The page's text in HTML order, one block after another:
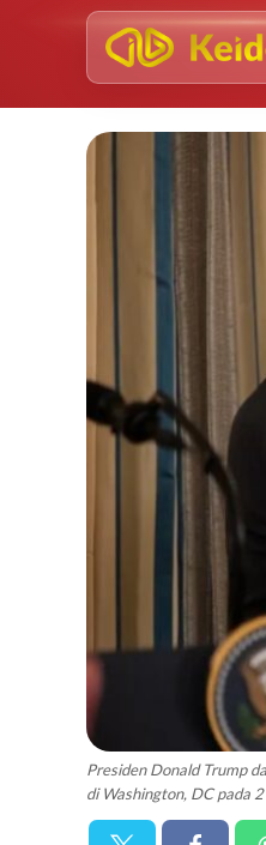
Presiden Donald Trump
di Washington, DC pada